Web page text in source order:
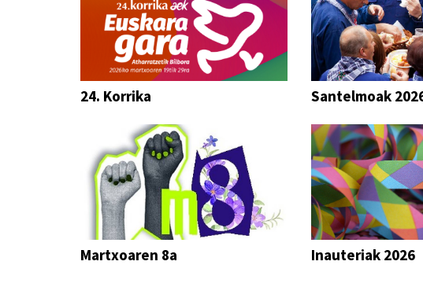
24. Korrika Santelmoak
Martxoaren 8a Inauteriak 2026